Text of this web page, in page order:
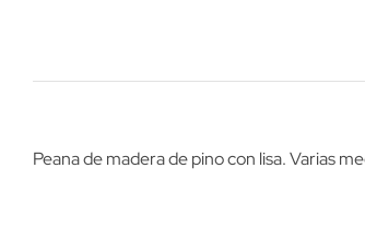
Peana de madera de pino con lisa. Varias